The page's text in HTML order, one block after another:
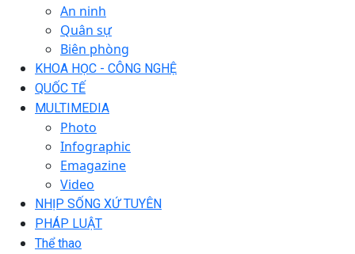
An ninh
Quân sự
Biên phòng
KHOA HỌC - CÔNG NGHỆ
QUỐC TẾ
MULTIMEDIA
Photo
Infographic
Emagazine
Video
NHỊP SỐNG XỨ TUYÊN
PHÁP LUẬT
Thể thao